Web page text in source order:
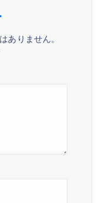
ありません。